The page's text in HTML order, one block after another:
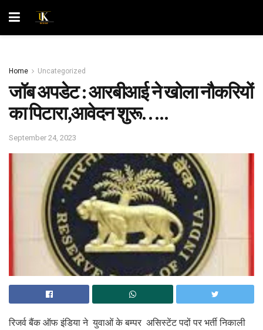
Home Uncategorized
जॉब अपडेट : आरबीआई ने खोला नौकरियों
का पिटारा,आवेदन शुरू…..
September 24, 2023
रिजर्व बैंक ऑफ इंडिया ने युवाओं के बम्पर असिस्टेंट पदों पर भर्ती निकाली